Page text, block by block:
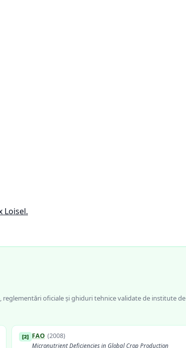
Loisel.
oficiale și ghiduri tehnice validate de institute de
[2] FAO (2008)
Micronutrient Deficiencies in Global Crop Production